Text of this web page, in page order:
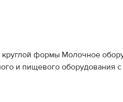
формы Молочное
и пищевого оборудования